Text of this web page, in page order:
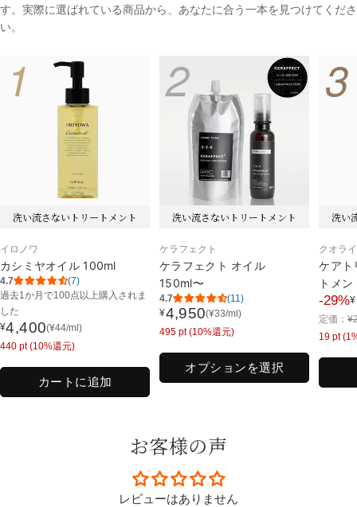
す。実際に選ばれている商品から、あなたに合う一本を見つけてくださ
い。
1
洗い流さないトリートメント
イロノワ
カシミヤオイル 100ml
4.7
(7)
過去1か月で100点以上購入されま
した
通
常
価
¥4,400(¥44/ml)
440 pt (10%還元)
カートに追加
2
洗い流さないトリートメント
ケラフェクト
ケラフェクト オイル
150ml〜
4.7 (11)
通
常
価
¥4,950(¥33/ml)
495 pt (10%還元)
オプションを選択
3
洗い
クオラ
ケアト
トメ
-29%
セ
ー
ル
価
¥
通
常
定価：¥
19 pt
お客様の声
レビューはありません